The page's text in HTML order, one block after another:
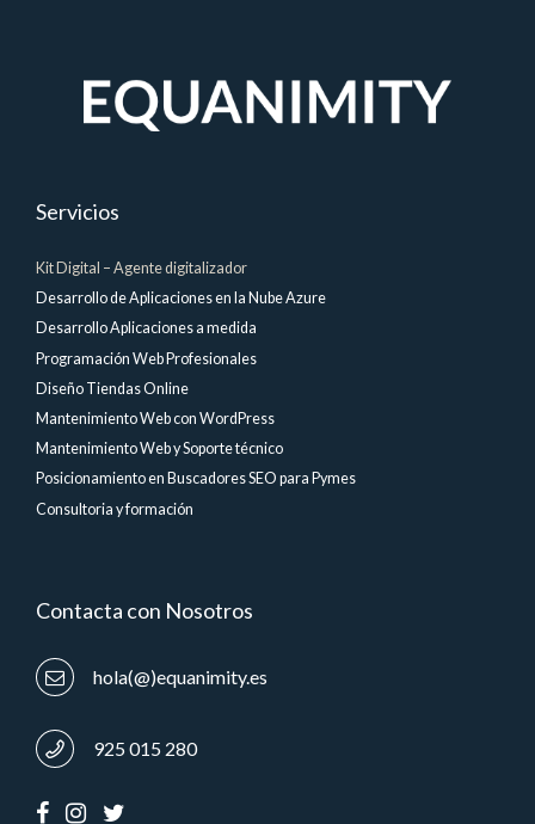
Servicios
Kit Digital – Agente digitalizador
Desarrollo de Aplicaciones en la Nube Azure
Desarrollo Aplicaciones a medida
Programación Web Profesionales
Diseño Tiendas Online
Mantenimiento Web con WordPress
Mantenimiento Web y Soporte técnico
Posicionamiento en Buscadores SEO para Pymes
Consultoria y formación
Contacta con Nosotros
hola(@)equanimity.es
925 015 280